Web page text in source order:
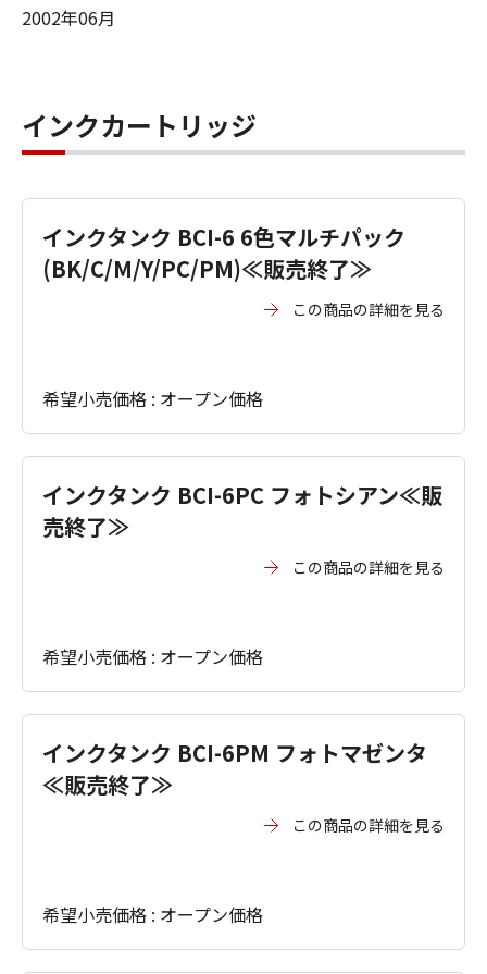
2002年06月
インクカートリッジ
インクタンク BCI-6 6色マルチパック
(BK/C/M/Y/PC/PM)≪販売終了≫
この商品の詳細を見る
希望小売価格 : オープン価格
インクタンク BCI-6PC フォトシアン≪販
売終了≫
この商品の詳細を見る
希望小売価格 : オープン価格
インクタンク BCI-6PM フォトマゼンタ
≪販売終了≫
この商品の詳細を見る
希望小売価格 : オープン価格